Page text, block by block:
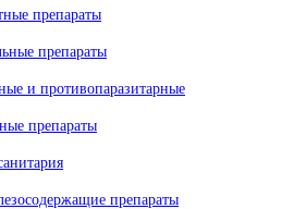
препараты
препараты
и противопаразитарные
препараты
препараты